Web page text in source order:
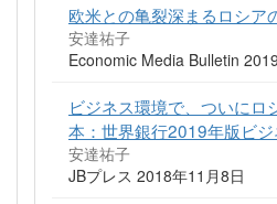
欧米との亀裂深まるロシア
安達祐子
Economic Media Bulletin
ビジネス環境で、ついにロ
本：世界銀行2019年版ビ
安達祐子
JBプレス 2018年11月8日